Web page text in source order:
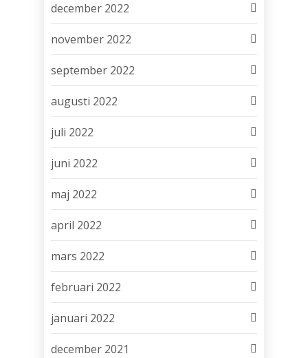
december 2022
november 2022
september 2022
augusti 2022
juli 2022
juni 2022
maj 2022
april 2022
mars 2022
februari 2022
januari 2022
december 2021